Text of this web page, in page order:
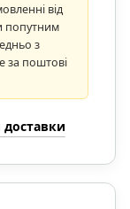
від
попутним
з
за поштові